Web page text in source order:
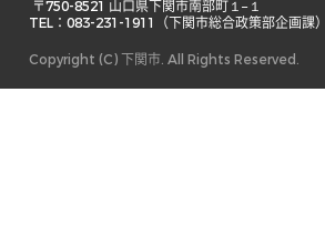
TEL：083-231-1911（下関市総合政策部企画課）
Copyright (C) 下関市. All Rights Reserved.